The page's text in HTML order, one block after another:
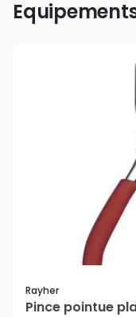
Rayher
Pince pointue